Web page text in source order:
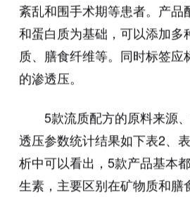
紊乱和围手术期等患者。产品
和蛋白质为基础，可以添加多
质、膳食纤维等。同时标签应
的渗透压。
5款流质配方的原料来源
透压参数统计结果如下表2、
析中可以看出，5款产品基本
生素，主要区别在矿物质和膳